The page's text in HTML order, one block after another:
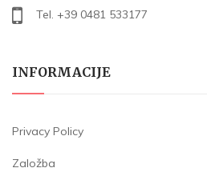
Tel. +39 0481 533177
INFORMACIJE
Privacy Policy
Založba